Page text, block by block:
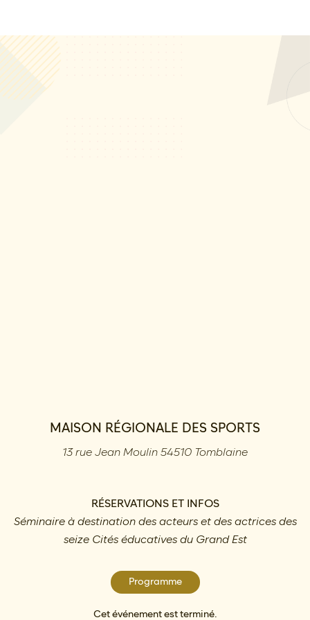
MAISON RÉGIONALE DES SPORTS
13 rue Jean Moulin 54510 Tomblaine
RÉSERVATIONS ET INFOS
Séminaire à destination des acteurs et des actrices des
seize Cités éducatives du Grand Est
Programme
Cet événement est terminé.